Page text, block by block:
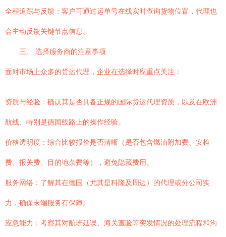
全程追踪与反馈：客户可通过运单号在线实时查询货物位置，代理也
会主动反馈关键节点信息。
三、 选择服务商的注意事项
面对市场上众多的货运代理，企业在选择时应重点关注：
资质与经验：确认其是否具备正规的国际货运代理资质，以及在欧洲
航线、特别是德国线路上的操作经验。
价格透明度：综合比较报价是否清晰（是否包含燃油附加费、安检
费、报关费、目的地杂费等），避免隐藏费用。
服务网络：了解其在德国（尤其是科隆及周边）的代理或分公司实
力，确保末端服务有保障。
应急能力：考察其对航班延误、海关查验等突发情况的处理流程和沟